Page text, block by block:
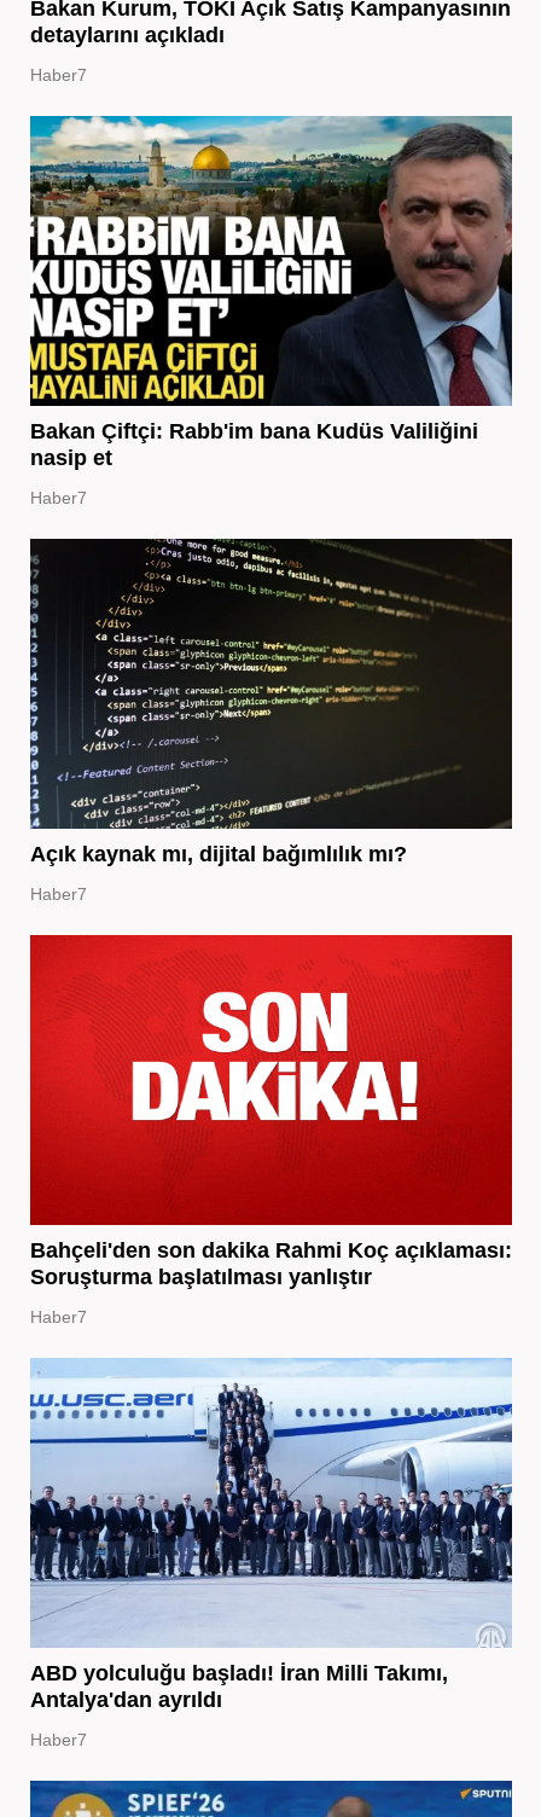
Bakan Kurum, TOKİ Açık Satış Kampanyasının
detaylarını açıkladı
Haber7
Bakan Çiftçi: Rabb'im bana Kudüs Valiliğini
nasip et
Haber7
Açık kaynak mı, dijital bağımlılık mı?
Haber7
Bahçeli'den son dakika Rahmi Koç açıklaması:
Soruşturma başlatılması yanlıştır
Haber7
ABD yolculuğu başladı! İran Milli Takımı,
Antalya'dan ayrıldı
Haber7